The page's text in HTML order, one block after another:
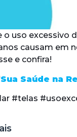
uso excessivo
causam em
e confira!
Sua Saúde na
#telas